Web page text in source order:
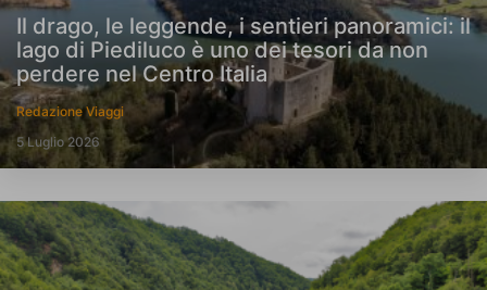
Il drago, le leggende, i sentieri panoramici: il
lago di Piediluco è uno dei tesori da non
perdere nel Centro Italia
Redazione Viaggi
5 Luglio 2026